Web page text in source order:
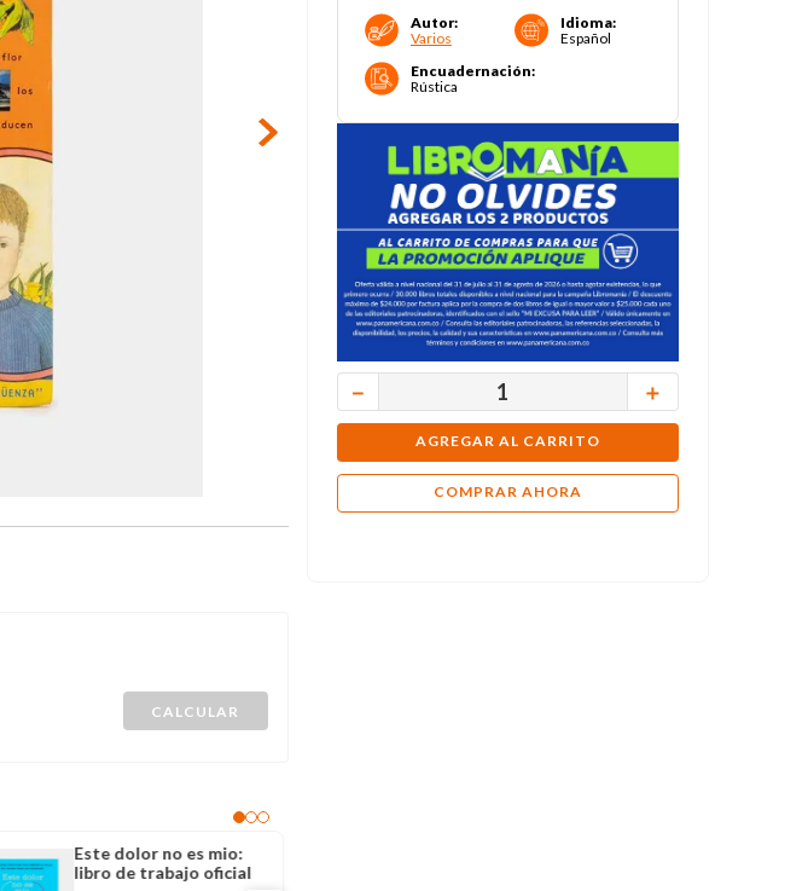
Este dolor no es mio:
libro de trabajo oficial
Autor:
Varios
Idioma:
Español
Encuadernación:
Rústica
＋
－
AGREGAR AL CARRITO
COMPRAR AHORA